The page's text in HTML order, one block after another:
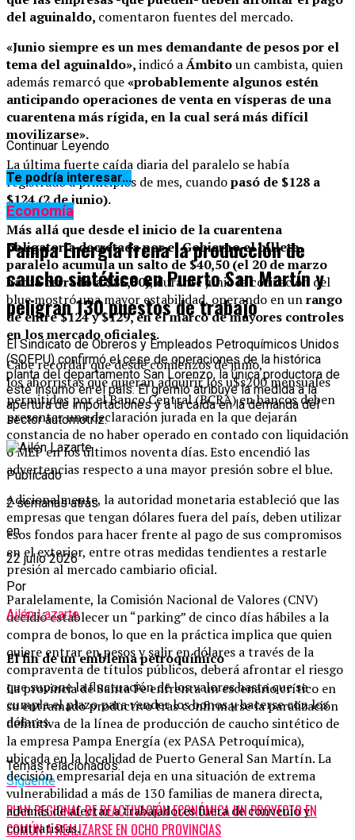
del aguinaldo, comentaron fuentes del mercado.
«Junio siempre es un mes demandante de pesos por el
tema del aguinaldo»,indicó aÁmbitoun cambista, quien
además remarcó que«probablemente algunos estén
anticipando operaciones de venta en vísperas de una
cuarentena más rígida, en la cual será más difícil
movilizarse».
La última fuerte caída diaria del paralelo se había
registrado a principios de mes, cuandopasó de $128 a
$124 (2 de junio).
Más allá que desde el inicio de la cuarentena
obligatoria decretada por el Gobierno el billete
paralelo acumula un salto de $40,50 (el 20 de marzo
había cerrado a $85,50), durante junio la cotización del
blue mostró una mayor estabilidad, operando en unrango
de entre $124 y $129, en el marco de mayores controles
en los mercado oficiales.
Cabe recordar que desde comienzos de junio,
los ahorristas que quieran adquirir los u$s200 mensuales
permitidos por el Banco Central (BCRA) en bancos deben
presentar una declaración jurada en la que dejarán
constancia de no haber operado en contado con liquidación
o MEP en los últimos noventa días. Esto encendió las
advertencias respecto a una mayor presión sobre el blue.
Adicionalmente, la autoridad monetaria estableció que las
empresas que tengan dólares fuera del país, deben utilizar
esos fondos para hacer frente al pago de sus compromisos
en el exterior, entre otras medidas tendientes a restarle
presión al mercado cambiario oficial.
Paralelamente, la Comisión Nacional de Valores (CNV)
decidió establecer un “parking” de cinco días hábiles a la
compra de bonos, lo que en la práctica implica que quien
quiere entrar en pesos y salir en dólares a través de la
compraventa de títulos públicos, deberá afrontar el riesgo
que supone la fluctuación de los valores hasta que se
cumpla el plazo para vender los bonos y hacerse con los
dólares.
Temas relacionados:
Siguente
PLAN REGIONAL DE REACTIVACIÓN ECONÓMICA UN PROYECTO EN
COMÚN A REALIZARSE EN OCHO PROVINCIAS
Continuar Leyendo
Te podría interesar...
Economía
Pampa Energía frena la producción de
caucho sintético en Puerto San Martín y
peligran 130 puestos de trabajo
El Sindicato de Obreros y Empleados Petroquímicos Unidos
(SOEPU) confirmó el cese de operaciones de la histórica
planta del departamento San Lorenzo, la única productora de
este insumo en el país. El gremio atribuye la medida a la
apertura de importaciones y a la caída en la demanda del
sector automotriz.
Publicado
2 semanas atrás
en
22 julio 2026
Por
Ailén Lazarte
El fin de un emblema petroquímico
La provincia de Santa Fe enfrenta un escenario crítico en
su entramado productivo tras confirmarse la paralización
definitiva de la línea de producción de caucho sintético de
la empresa Pampa Energía (ex PASA Petroquímica),
ubicada en la localidad de Puerto General San Martín. La
decisión empresarial deja en una situación de extrema
vulnerabilidad a más de 130 familias de manera directa,
además de afectar a trabajadores fuera de convenio y
contratistas.